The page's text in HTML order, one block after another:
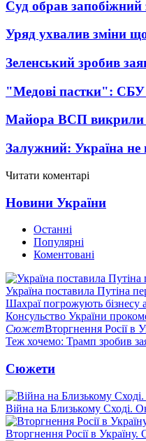
Суд обрав запобіжний
Уряд ухвалив зміни
Зеленський зробив
"Медові пастки": СБУ
Майора ВСП викрили
Залужний: Україна
Читати коментарі
Новини України
Останні
Популярні
Коментовані
Україна поставила Путіна
Шахраї погрожують
Консульство України
СюжетВторгнення Росії в
Теж хочемо: Трамп зробив
Сюжети
Війна на Близькому Сході.
Вторгнення Росії в Україну.